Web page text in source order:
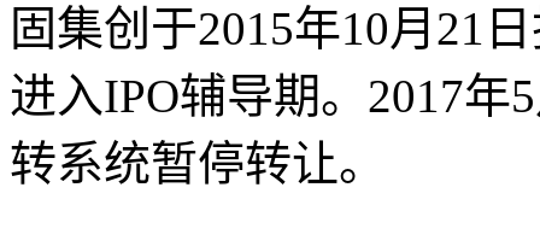
固集创于2015年10月21
进入IPO辅导期。2017年
转系统暂停转让。